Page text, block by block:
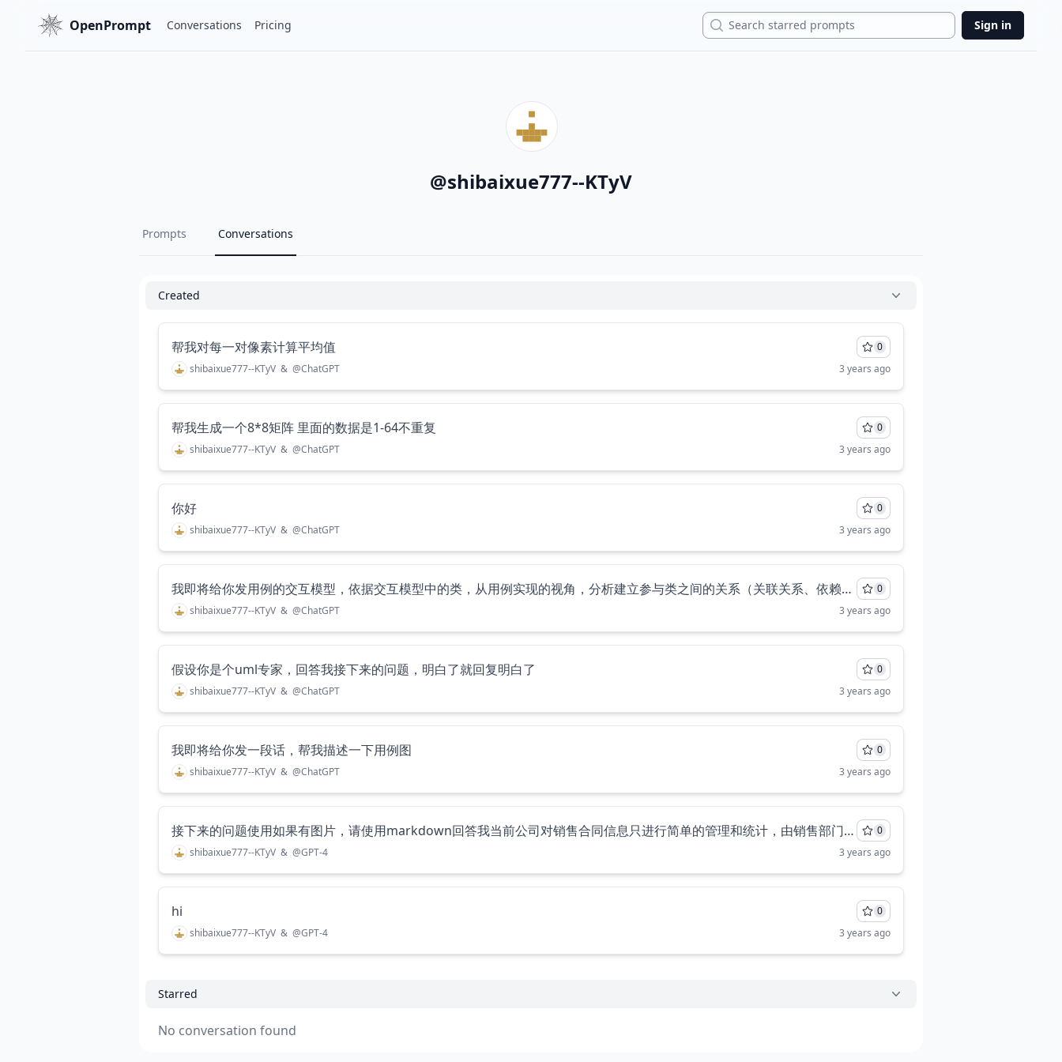
OpenPrompt Conversations Pricing Search Sign in
@shibaixue777--KTyV
Prompts Conversations
Created
帮我对每一对像素计算平均值
0
shibaixue777--KTyV & @ChatGPT 3 years ago
帮我生成一个8*8矩阵 里面的数据是1-64不重复
0
shibaixue777--KTyV & @ChatGPT 3 years ago
你好
0
shibaixue777--KTyV & @ChatGPT 3 years ago
我即将给你发用例的交互模型，依据交互模型中的类，从用例实现的视角，分析建立参与类之间的关系（关联关系、依赖关系），建立参与类类图，明白了吗，明白了就回复明白了
0
shibaixue777--KTyV & @ChatGPT 3 years ago
假设你是个uml专家，回答我接下来的问题，明白了就回复明白了
0
shibaixue777--KTyV & @ChatGPT 3 years ago
我即将给你发一段话，帮我描述一下用例图
0
shibaixue777--KTyV & @ChatGPT 3 years ago
接下来的问题使用如果有图片，请使用markdown回答我当前公司对销售合同信息只进行简单的管理和统计，由销售部门的经理助理负责该项工作，日常对合同的管理如下： 1、销售合同审批：销售部门的业务员与客户签订好销售合同，交由销售经理审批签字，如果合同金额不超过100万，则销售经理审批后，即可将合同交给经理助理建立合同档案，如果合同金额大于100万，还需要公司负责销售的总经理审批签字，然后才能备案； 2、销售合同监管：每个月业务员提交合同的执行情况给销售经理助理，经理助理将每个合同的执行情况进行记录，如果期间合同有变更（发货时间变更、发货数量变更、回收账款变更等），业务员要填写合同变更单交给销售经理审批，审批通过后，经理助理还负责记录变更信息，直到合同执行完，经理助理归档合同（归入历史合同，不在修改，只能查阅）； 3、销售合同统计：经理助理每个月要对同销售合同进行统计，统计内容包括新签订的销售合同，现有合同的当前执行情况、销售变更情况，统计报表交给销售经理，销售经理会根据情况调整销售计划，并对部门业务员进行奖惩。 4、销售合同主要包含：合同编号、购买方名称、联系方式、材料名称、数量、单价、总金额，交付方式（按月、按周或一次性交付），付款方式（按月、按周或一次性交付）每次交付数量，销售方负责人（业务员）、合同签订时间等信息。 分析该业务需求，从中识别业务参与者和业务用例建立业务用例模型，建模业务参与者和业务用例之间的关系。 业务需求陈述，分析每个业务用例的业务流程，用活动图描述业务流程，要求每个业务用例对应一张活动图，在活动图中要根据参与业务流程的活动主体的角色划分区域（即活动图中的泳道）。 依据业务流程分析业务中的活动主体（业务人员：在业务内部承担一系列职责的人）和业务实体（业务内部使用或产生的可交付工件、资源和事件）之间的关系，建立业务对象模型，描述业务实体和业务工人之间的静态结构。
0
shibaixue777--KTyV & @GPT-4 3 years ago
hi
0
shibaixue777--KTyV & @GPT-4 3 years ago
Starred
No conversation found